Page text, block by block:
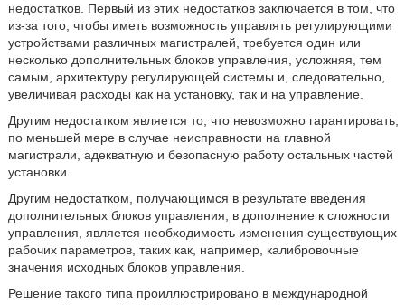
недостатков. Первый из этих недостатков заключается в том, что
из-за того, чтобы иметь возможность управлять регулирующими
устройствами различных магистралей, требуется один или
несколько дополнительных блоков управления, усложняя, тем
самым, архитектуру регулирующей системы и, следовательно,
увеличивая расходы как на установку, так и на управление.
Другим недостатком является то, что невозможно гарантировать,
по меньшей мере в случае неисправности на главной
магистрали, адекватную и безопасную работу остальных частей
установки.
Другим недостатком, получающимся в результате введения
дополнительных блоков управления, в дополнение к сложности
управления, является необходимость изменения существующих
рабочих параметров, таких как, например, калибровочные
значения исходных блоков управления.
Решение такого типа проиллюстрировано в международной